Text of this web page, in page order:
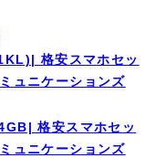
格安スマホセッ
ュニケーションズ
格安スマホセッ
ュニケーションズ